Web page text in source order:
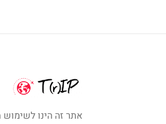
אתר זה הינו לשימוש